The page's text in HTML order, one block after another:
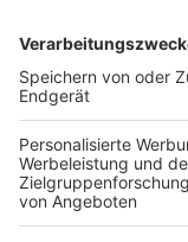
TOP-VEREINE
TOP-PARTNER